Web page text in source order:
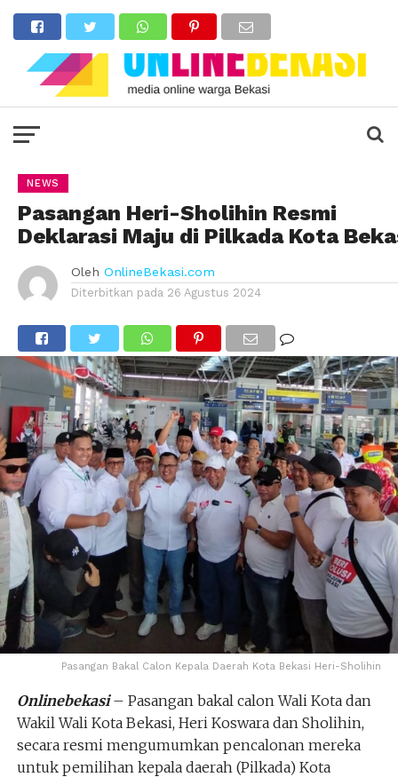
NEWS
Pasangan Heri-Sholihin Resmi
Deklarasi Maju di Pilkada Kota
Oleh OnlineBekasi.com
Diterbitkan pada 26 Agustus 2024
Pasangan Bakal Calon Kepala Daerah Kota Bekasi Heri-Sholihin
Onlinebekasi– Pasangan bakal calon Wali Kota dan
Wakil Wali Kota Bekasi, Heri Koswara dan Sholihin,
secara resmi mengumumkan pencalonan mereka
untuk pemilihan kepala daerah (Pilkada) Kota